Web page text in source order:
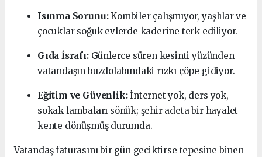
Isınma Sorunu:Kombiler çalışmıyor, yaşlılar ve
çocuklar soğuk evlerde kaderine terk ediliyor.
Gıda İsrafı:Günlerce süren kesinti yüzünden
vatandaşın buzdolabındaki rızkı çöpe gidiyor.
Eğitim ve Güvenlik:İnternet yok, ders yok,
sokak lambaları sönük; şehir adeta bir hayalet
kente dönüşmüş durumda.
Vatandaş faturasını bir gün geciktirse tepesine binen